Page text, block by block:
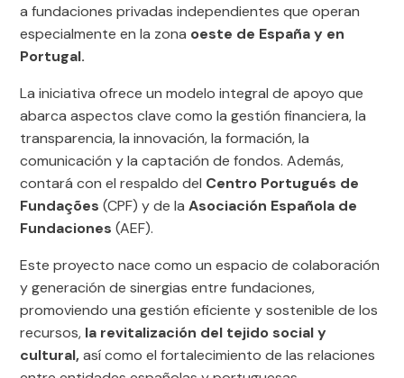
a fundaciones privadas independientes que operan
especialmente en la zona oeste de España y en
Portugal.
La iniciativa ofrece un modelo integral de apoyo que
abarca aspectos clave como la gestión financiera, la
transparencia, la innovación, la formación, la
comunicación y la captación de fondos. Además,
contará con el respaldo del Centro Portugués de
Fundações (CPF) y de laAsociación Española de
Fundaciones (AEF).
Este proyecto nace como un espacio de colaboración
y generación de sinergias entre fundaciones,
promoviendo una gestión eficiente y sostenible de los
recursos, la revitalización del tejido social y
cultural,así como el fortalecimiento de las relaciones